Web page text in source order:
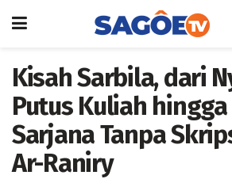
Kisah Sarbila, dari
Putus Kuliah
Sarjana Tanpa
Ar-Raniry